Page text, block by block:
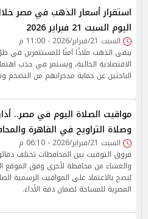
استقرار أسعار الذهب في مصر
اليوم السبت 21 فبراير 2026
السبت 21/فبراير/2026 - 11:00 م
يبقى الذهب ملاذًا آمنًا للمستثمرين في
الاقتصادية الحالية، ويستمر في جذب
الباحثين عن حماية مدخراتهم من التضخم
مواقيت الصلاة اليوم في مصر..
وصلاة التراويح في القاهرة
السبت 21/فبراير/2026 - 06:10 م
فروق التوقيت بين المحافظات تختلف
والعشاء من محافظة لأخرى وفق الموقع
يُنصح بالاعتماد على المواقيت الرسمية
المصرية للمساحة لضمان دقة الأداء.